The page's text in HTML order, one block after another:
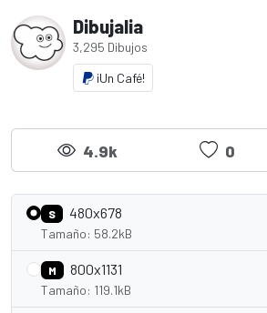
Dibujalia
3,295 Dibujos
¡Un Café!
4.9k 0
S 480x678
Tamaño: 58.2kB
M 800x1131
Tamaño: 119.1kB